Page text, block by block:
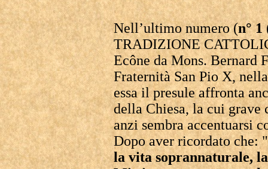
Nell’ultimo numero (n° 1
TRADIZIONE
Ecône da Mons. Bernard
Fraternità San Pio X,
essa il presule affronta
della Chiesa, la cui grave
anzi sembra accentuarsi
Dopo aver ricordato che: "
la vita soprannaturale,